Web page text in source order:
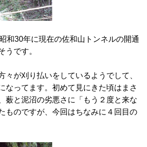
和30年に現在の佐和山トンネルの開通
うです。
々が刈り払いをしているようでして、
なってます。初めて見にきた頃はまさ
薮と泥沼の劣悪さに「もう２度と来な
ものですが、今回はちなみに４回目の